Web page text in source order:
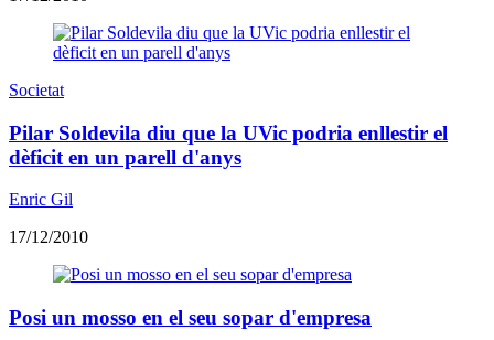
Societat
Pilar Soldevila diu que la UVic podria enllestir el
dèficit en un parell d'anys
Enric Gil
17/12/2010
Posi un mosso en el seu sopar d'empresa